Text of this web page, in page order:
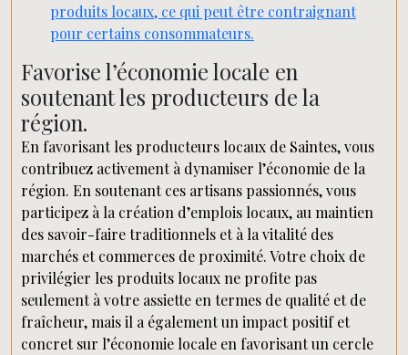
produits locaux, ce qui peut être contraignant
pour certains consommateurs.
Favorise l’économie locale en
soutenant les producteurs de la
région.
En favorisant les producteurs locaux de Saintes, vous
contribuez activement à dynamiser l’économie de la
région. En soutenant ces artisans passionnés, vous
participez à la création d’emplois locaux, au maintien
des savoir-faire traditionnels et à la vitalité des
marchés et commerces de proximité. Votre choix de
privilégier les produits locaux ne profite pas
seulement à votre assiette en termes de qualité et de
fraîcheur, mais il a également un impact positif et
concret sur l’économie locale en favorisant un cercle